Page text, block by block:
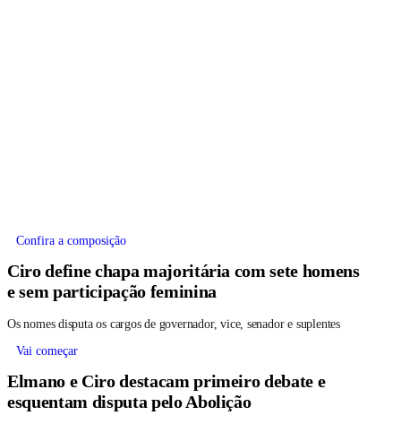
Confira a composição
Ciro define chapa majoritária com sete homens
e sem participação feminina
Os nomes disputa os cargos de governador, vice, senador e suplentes
Vai começar
Elmano e Ciro destacam primeiro debate e
esquentam disputa pelo Abolição